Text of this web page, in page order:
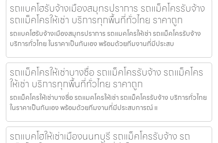
รถแบคโฮรับจ้างเมืองสมุทรปราการ รถแม็คโครรับจ้าง
รถแม็คโครให้เช่า บริการทุกพื้นที่ทั่วไทย ราคาถูก
รถแบคโฮรับจ้างเมืองสมุทรปราการ รถแมคโครให้เช่า รถแม็คโครรับจ้าง
บริการทั่วไทย ในราคาเป็นกันเอง พร้อมด้วยทีมงานที่มีประสบ
รถแม็คโครให้เช่าบางซื่อ รถแม็คโครรับจ้าง รถแม็คโคร
ให้เช่า บริการทุกพื้นที่ทั่วไทย ราคาถูก
รถแม็คโครให้เช่าบางซื่อ รถแมคโครให้เช่า รถแม็คโครรับจ้าง บริการทั่วไทย
ในราคาเป็นกันเอง พร้อมด้วยทีมงานที่มีประสบการณ์ แ
รถแบคโฮให้เช่าเมืองนนทบุรี รถแม็คโครรับจ้าง รถ